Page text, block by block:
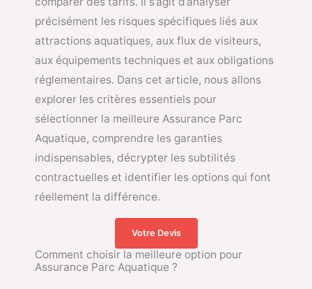
précisément les risques spécifiques liés aux
attractions aquatiques, aux flux de visiteurs,
aux équipements techniques et aux obligations
réglementaires. Dans cet article, nous allons
explorer les critères essentiels pour
sélectionner la meilleure Assurance Parc
Aquatique, comprendre les garanties
indispensables, décrypter les subtilités
contractuelles et identifier les options qui font
réellement la différence.
Votre Devis
Comment choisir la meilleure option pour
Assurance Parc Aquatique ?